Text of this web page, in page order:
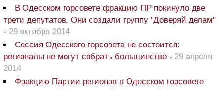
В Одесском горсовете фракцию ПР покинуло две
трети депутатов. Они создали группу "Доверяй делам"
- 29 октября 2014
Сессия Одесского горсовета не состоится:
регионалы не могут собрать большинство - 29 апреля
2014
Фракцию Партии регионов в Одесском горсовете